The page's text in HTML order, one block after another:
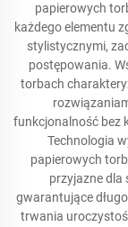
papierowych
każdego elementu
stylistycznymi,
postępowania.
torbach
funkcjonalność bez
Technologia
papierowych
przyjazne dla
gwarantujące
trwania